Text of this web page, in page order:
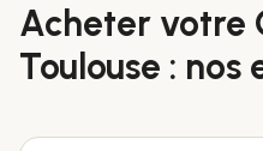
Acheter votre
Toulouse : nos